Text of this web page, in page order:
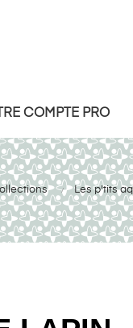
COMPTE PRO
Les p'tits